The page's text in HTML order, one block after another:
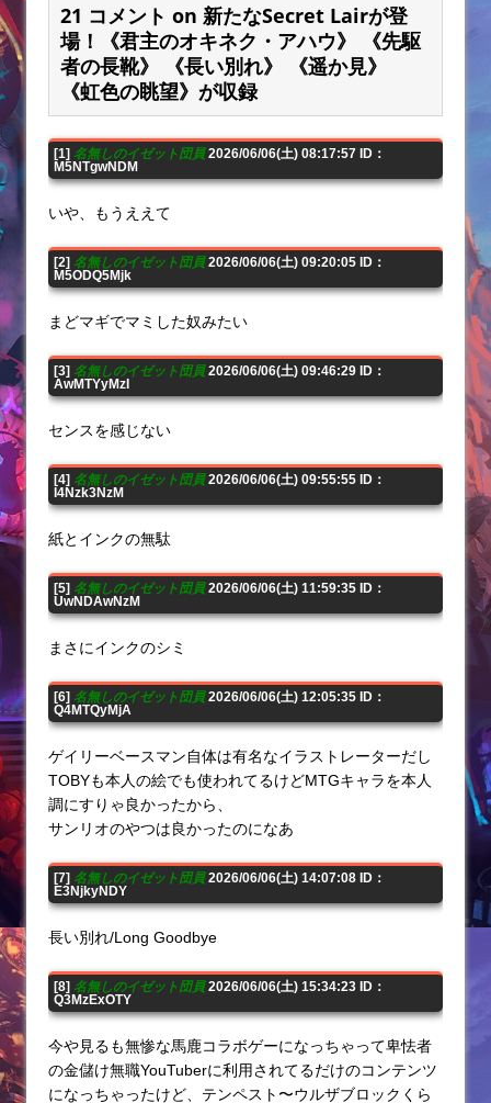
21 コメント on 新たなSecret Lairが登
場！《君主のオキネク・アハウ》 《先駆
者の長靴》 《長い別れ》 《遥か見》
《虹色の眺望》が収録
[1] 名無しのイゼット団員2026/06/06(土) 08:17:57 ID：
M5NTgwNDM
いや、もうええて
[2] 名無しのイゼット団員2026/06/06(土) 09:20:05 ID：
M5ODQ5Mjk
まどマギでマミした奴みたい
[3] 名無しのイゼット団員2026/06/06(土) 09:46:29 ID：
AwMTYyMzI
センスを感じない
[4] 名無しのイゼット団員2026/06/06(土) 09:55:55 ID：
I4Nzk3NzM
紙とインクの無駄
[5] 名無しのイゼット団員2026/06/06(土) 11:59:35 ID：
UwNDAwNzM
まさにインクのシミ
[6] 名無しのイゼット団員2026/06/06(土) 12:05:35 ID：
Q4MTQyMjA
ゲイリーベースマン自体は有名なイラストレーターだし
TOBYも本人の絵でも使われてるけどMTGキャラを本人
調にすりゃ良かったから、
サンリオのやつは良かったのになあ
[7] 名無しのイゼット団員2026/06/06(土) 14:07:08 ID：
E3NjkyNDY
長い別れ/Long Goodbye
[8] 名無しのイゼット団員2026/06/06(土) 15:34:23 ID：
Q3MzExOTY
今や見るも無惨な馬鹿コラボゲーになっちゃって卑怯者
の金儲け無職YouTuberに利用されてるだけのコンテンツ
になっちゃったけど、テンペスト〜ウルザブロックくら